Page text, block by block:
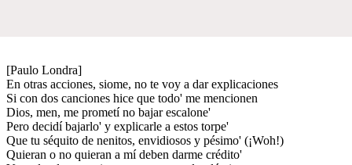
[Paulo Londra]
En otras acciones, siome, no te voy a dar explicaciones
Si con dos canciones hice que todo' me mencionen
Dios, men, me prometí no bajar escalone'
Pero decidí bajarlo' y explicarle a estos torpe'
Que tu séquito de nenitos, envidiosos y pésimo' (¡Woh!)
Quieran o no quieran a mí deben darme crédito'